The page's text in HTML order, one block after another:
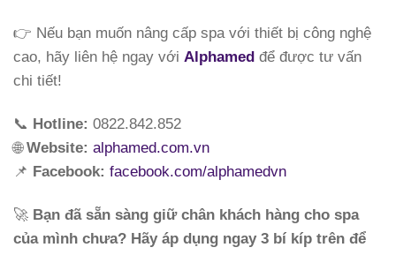
👉 Nếu bạn muốn nâng cấp spa với thiết bị công nghệ
cao, hãy liên hệ ngay với Alphamed để được tư vấn
chi tiết!
📞 Hotline: 0822.842.852
🌐Website: alphamed.com.vn
📌 Facebook: facebook.com/alphamedvn
🚀 Bạn đã sẵn sàng giữ chân khách hàng cho spa
của mình chưa? Hãy áp dụng ngay 3 bí kíp trên để